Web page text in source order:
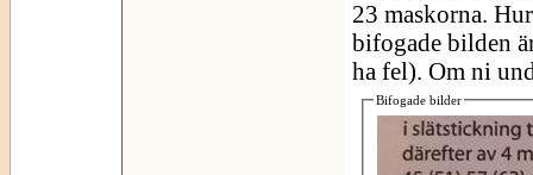
23 maskorna.
bifogade bilden
ha fel). Om ni
Bifogade bilder